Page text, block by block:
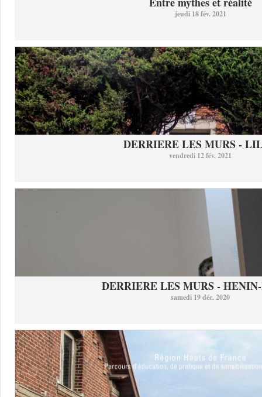
jeudi 18 fév. 2021
DERRIERE LES MURS -
vendredi 12 fév. 2021
DERRIERE LES MURS -
samedi 19 déc. 2020